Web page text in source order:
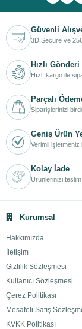
Güvenli
3D Secure ve
Hızlı Gönderi
Hızlı kargo ile
Parçalı
Siparişlerinizi
Geniş Ürün
Verimli işletmeniz
Kolay İade
Ürünlerinizi
Kurumsal
Hakkımızda
İletişim
Gizlilik Sözleşmesi
Kullanıcı Sözleşmesi
Çerez Politikası
Mesafeli Satış
KVKK Politikası